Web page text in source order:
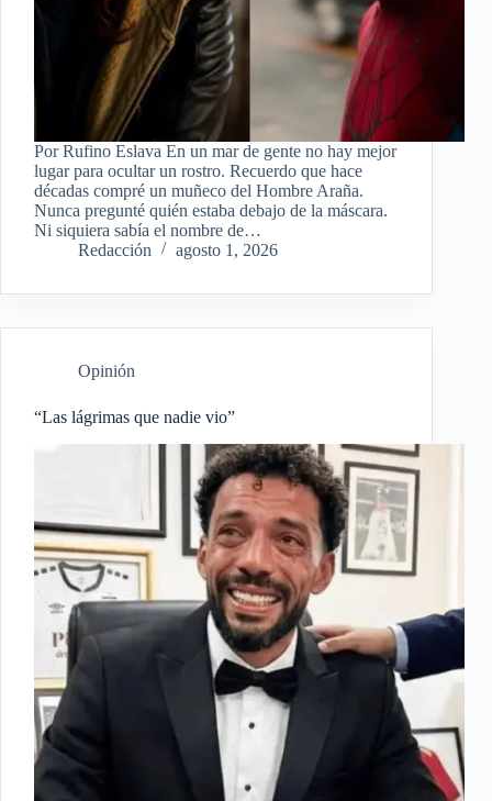
Por Rufino Eslava En un mar de gente no hay mejor
lugar para ocultar un rostro. Recuerdo que hace
décadas compré un muñeco del Hombre Araña.
Nunca pregunté quién estaba debajo de la máscara.
Ni siquiera sabía el nombre de…
Redacción
agosto 1, 2026
Opinión
“Las lágrimas que nadie vio”